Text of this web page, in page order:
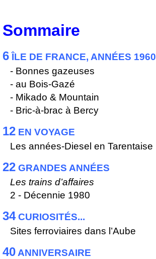
Sommaire
6 ÎLE DE FRANCE, ANNÉES 1960
- Bonnes gazeuses
- au Bois-Gazé
- Mikado & Mountain
- Bric-à-brac à Bercy
12 EN VOYAGE
Les années-Diesel en Tarentaise
22 GRANDES ANNÉES
Les trains d’affaires
2 - Décennie 1980
34CURIOSITÉS...
Sites ferroviaires dans l’Aube
40 ANNIVERSAIRE